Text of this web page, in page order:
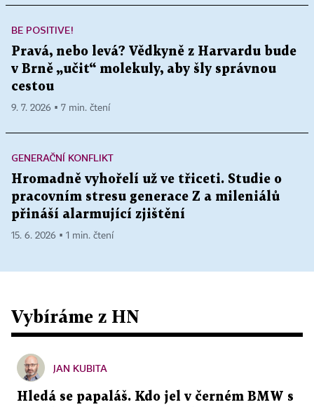
BE POSITIVE!
Pravá, nebo levá? Vědkyně z Harvardu bude
v Brně „učit“ molekuly, aby šly správnou
cestou
9. 7. 2026 ▪ 7 min. čtení
GENERAČNÍ KONFLIKT
Hromadně vyhořelí už ve třiceti. Studie o
pracovním stresu generace Z a mileniálů
přináší alarmující zjištění
15. 6. 2026 ▪ 1 min. čtení
Vybíráme z HN
JAN KUBITA
Hledá se papaláš. Kdo jel v černém BMW s